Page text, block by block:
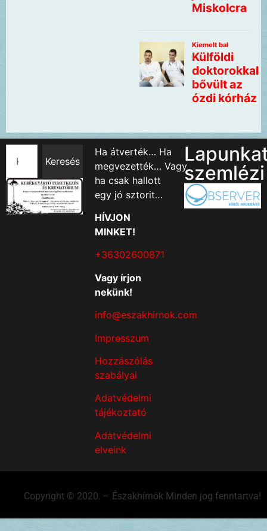
Keresés
Ha átverték… Ha
megvezették… Vagy
ha csak hallott
egy jó sztorit…
HÍVJON
MINKET!
+36302600871
Vagy írjon
nekünk!
info@eszakhirnok.com
Impresszum
Hozzászólás
szabályai
Adatvédelmi
tájékoztató
Adatvédelmi
elveink
szemlézi
Copyright © 2020. – Északhírnök Minden jog fenntartva!